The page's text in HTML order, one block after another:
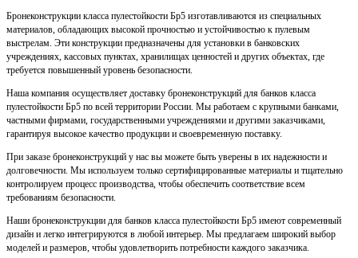
Бронеконструкции класса пулестойкости Бр5 изготавливаются из специальных
материалов, обладающих высокой прочностью и устойчивостью к пулевым
выстрелам. Эти конструкции предназначены для установки в банковских
учреждениях, кассовых пунктах, хранилищах ценностей и других объектах, где
требуется повышенный уровень безопасности.
Наша компания осуществляет доставку бронеконструкций для банков класса
пулестойкости Бр5 по всей территории России. Мы работаем с крупными банками,
частными фирмами, государственными учреждениями и другими заказчиками,
гарантируя высокое качество продукции и своевременную поставку.
При заказе бронеконструкций у нас вы можете быть уверены в их надежности и
долговечности. Мы используем только сертифицированные материалы и тщательно
контролируем процесс производства, чтобы обеспечить соответствие всем
требованиям безопасности.
Наши бронеконструкции для банков класса пулестойкости Бр5 имеют современный
дизайн и легко интегрируются в любой интерьер. Мы предлагаем широкий выбор
моделей и размеров, чтобы удовлетворить потребности каждого заказчика.